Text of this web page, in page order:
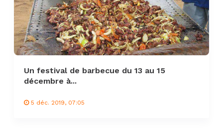
Un festival de barbecue du 13 au 15
décembre à...
5 déc. 2019, 07:05